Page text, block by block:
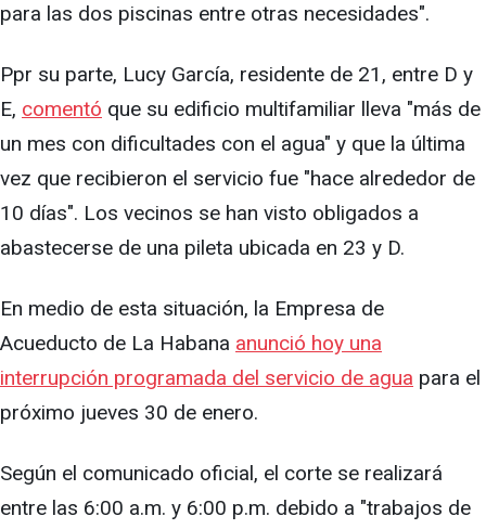
para las dos piscinas entre otras necesidades".
Ppr su parte, Lucy García, residente de 21, entre D y
E, comentó que su edificio multifamiliar lleva "más de
un mes con dificultades con el agua" y que la última
vez que recibieron el servicio fue "hace alrededor de
10 días". Los vecinos se han visto obligados a
abastecerse de una pileta ubicada en 23 y D.
En medio de esta situación, la Empresa de
Acueducto de La Habana anunció hoy una
interrupción programada del servicio de agua para el
próximo jueves 30 de enero.
Según el comunicado oficial, el corte se realizará
entre las 6:00 a.m. y 6:00 p.m. debido a "trabajos de